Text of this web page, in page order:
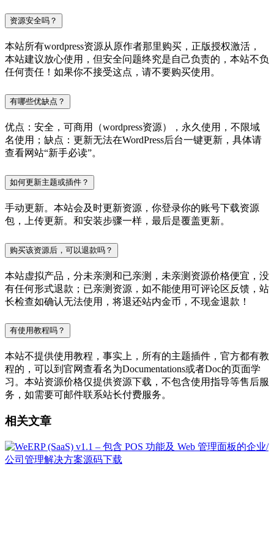
资源安全吗？
本站所有wordpress资源从原作者那里购买，正版授权激活，
本站建议放心使用，但安全问题终究是自己负责的，本站不负
任何责任！如果你不接受这点，请不要购买使用。
有哪些优缺点？
优点：安全，可商用（wordpress资源），永久使用，不限域
名使用；缺点：更新无法在WordPress后台一键更新，具体请
查看网站“新手必读”。
如何更新主题或插件？
手动更新。本站会及时更新资源，你登录你的账号下载资源
包，上传更新。和安装步骤一样，最后是覆盖更新。
购买该资源后，可以退款吗？
本站虚拟产品，分未亲测和已亲测，未亲测资源价格便宜，没
有任何形式退款；已亲测资源，如不能使用可评论区反馈，站
长检查如确认无法使用，将退还站内金币，不现金退款！
有使用教程吗？
本站不提供使用教程，事实上，所有的主题插件，官方都有教
程的，可以到官网查看名为Documentations或者Doc的页面学
习。本站资源价格仅提供资源下载，不包含使用指导等售后服
务，如需要可邮件联系站长付费服务。
相关文章